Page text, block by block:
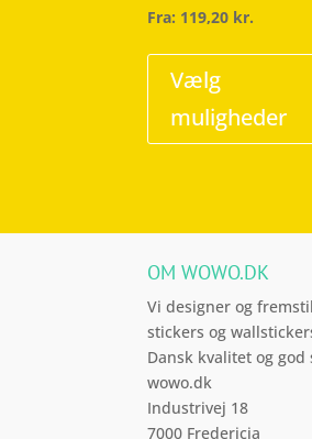
Fra: 119,20 kr.
Vælg
muligheder
OM WOWO.DK
Vi designer og
stickers og
Dansk kvalitet og god
wowo.dk
Industrivej 18
7000 Fredericia